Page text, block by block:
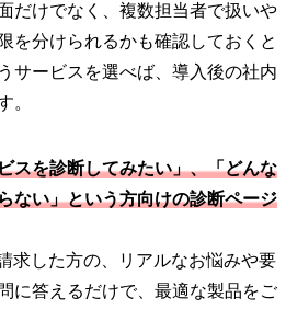
だけでなく、複数担当者で扱いや
を分けられるかも確認しておくと
サービスを選べば、導入後の社内
。
スを診断してみたい」、「どんな
ない」という方向けの診断ページ
求した方の、リアルなお悩みや要
に答えるだけで、最適な製品をご